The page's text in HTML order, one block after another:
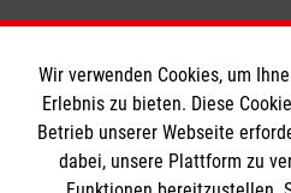
und sichere Beförderung
Über die reine
unterstützen die Malteser
Informationen
Wir verwenden Cookies, um
Erlebnis zu bieten. Diese
Betrieb unserer Webseite
dabei, unsere Plattform zu